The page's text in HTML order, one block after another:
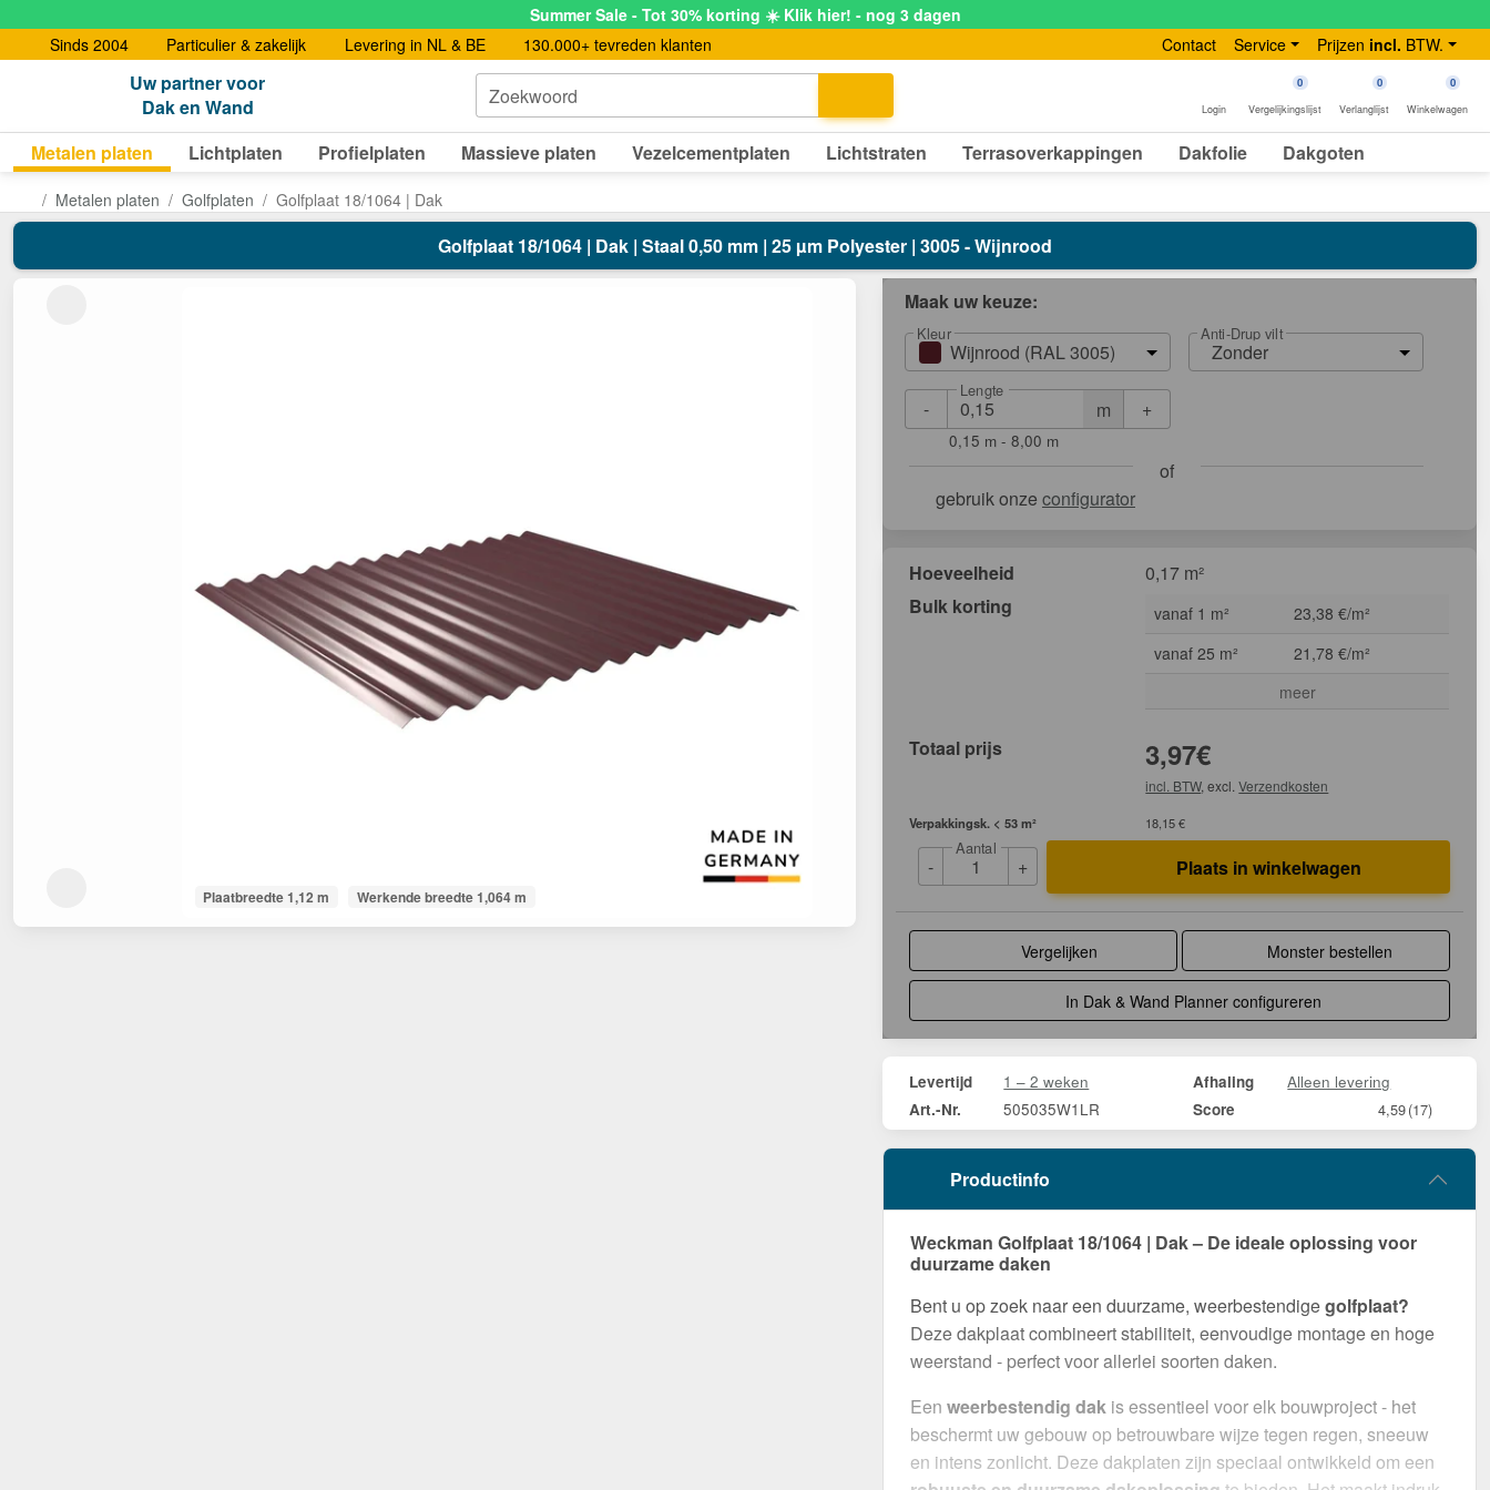
Summer Sale - Tot 30% korting ☀️ Klik hier! - nog 3 dagen
Sinds 2004
Particulier & zakelijk Levering in NL & BE 130.000+ tevreden klanten Contact Service Prijzen incl. BTW.
Uw partner voor
Dak en Wand
Zoekwoord
Login
0
Vergelijkingslijst
0
Verlanglijst
0
Winkelwagen
Metalen platen Lichtplaten Profielplaten Massieve platen Vezelcementplaten Lichtstraten Terrasoverkappingen Dakfolie Dakgoten
Metalen platen Golfplaten Golfplaat 18/1064 | Dak
Golfplaat 18/1064 | Dak | Staal 0,50 mm | 25 µm Polyester | 3005 - Wijnrood
Plaatbreedte 1,12 m Werkende breedte 1,064 m
Maak uw keuze:
Kleur
Wijnrood (RAL 3005)
Anti-Drup vilt
Zonder
- m
Lengte
+
0,15 m - 8,00 m
of
gebruik onze configurator
Hoeveelheid
0,17 m²
Bulk korting
vanaf 1 m²
23,38 €/m²
vanaf 25 m²
21,78 €/m²
meer
Totaal prijs 3,97€
incl. BTW, excl.Verzendkosten
Verpakkingsk. < 53 m² 18,15 €
-
Aantal
+ Plaats in winkelwagen
Vergelijken Monster bestellen
In Dak & Wand Planner configureren
Levertijd 1 – 2 weken Afhaling Alleen levering
Art.-Nr. 505035W1LR Score 4,59(17)
Productinfo
Weckman Golfplaat 18/1064 | Dak – De ideale oplossing voor
duurzame daken
Bent u op zoek naar een duurzame, weerbestendigegolfplaat?
Deze dakplaat combineert stabiliteit, eenvoudige montage en hoge
weerstand - perfect voor allerlei soorten daken.
Een weerbestendig dak is essentieel voor elk bouwproject - het
beschermt uw gebouw op betrouwbare wijze tegen regen, sneeuw
en intens zonlicht. Deze dakplaten zijn speciaal ontwikkeld om een